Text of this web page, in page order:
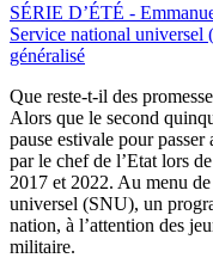
SÉRIE D’ÉTÉ -
Service national universel
généralisé
Que reste-t-il des
Alors que le second
pause estivale pour
par le chef de l’Etat lors
2017 et 2022. Au menu
universel (SNU), un
nation, à l’attention des
militaire.